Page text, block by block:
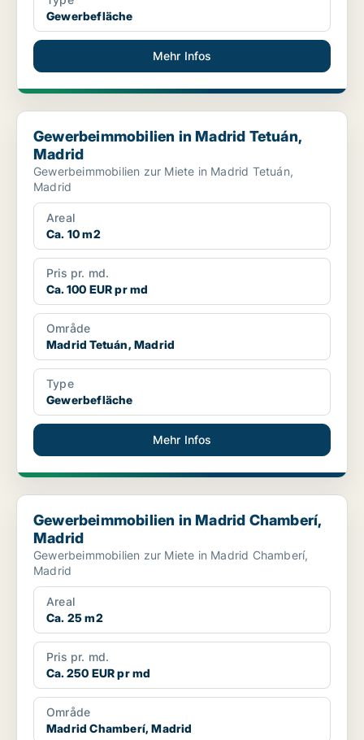
Gewerbefläche
Mehr Infos
Gewerbeimmobilien in Madrid Tetuán, Madrid
Gewerbeimmobilien in Madrid Tetuán,
Madrid
Gewerbeimmobilien zur Miete in Madrid Tetuán,
Madrid
Areal
Ca. 10 m2
Pris pr. md.
Ca. 100 EUR pr md
Område
Madrid Tetuán, Madrid
Type
Gewerbefläche
Mehr Infos
Gewerbeimmobilien in Madrid Chamberí, Madrid
Gewerbeimmobilien in Madrid Chamberí,
Madrid
Gewerbeimmobilien zur Miete in Madrid Chamberí,
Madrid
Areal
Ca. 25 m2
Pris pr. md.
Ca. 250 EUR pr md
Område
Madrid Chamberí, Madrid